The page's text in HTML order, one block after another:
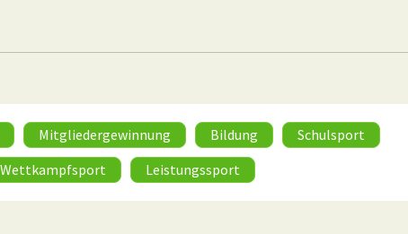
Mitgliedergewinnung Bildung
Schulsport
Wettkampfsport Leistungssport